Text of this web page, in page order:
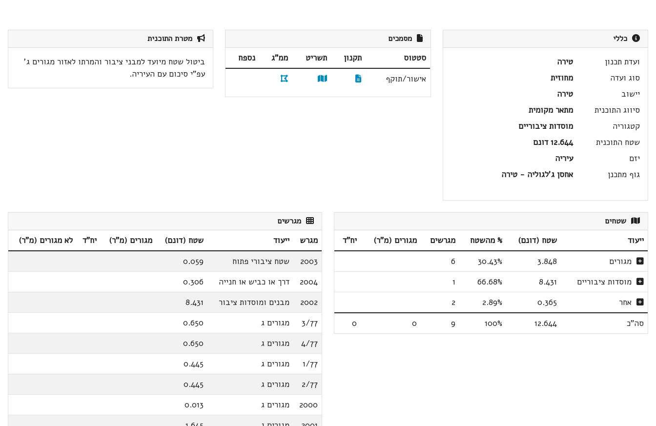
כללי
ועדת תכנון
טירה
סוג ועדה
מחוזית
יישוב
טירה
סיווג התוכנית
מתאר מקומית
קטגוריה
מוסדות ציבוריים
שטח התוכנית
12.644 דונם
יזם
עיריה
גוף מתכנן
אחסן ג'לגוליה - טירה
מסמכים
סטטוס תקנון תשריט ממ"ג
נספח
אישור/תוקף
מטרת התוכנית
ביטול שטח מיועד למבני ציבור והמרתו לאזור מגורים ג'
עפ"י סיכום עם העיריה.
שטחים
ייעוד שטח (דונם) % מהשטח מגרשים מגורים (מ"ר)
יח"ד
מגורים
3.848
30.43%
6
מוסדות ציבוריים
8.431
66.68%
1
אחר
0.365
2.89%
2
סה"כ
12.644
100%
9
0
0
מגרשים
מגרש ייעוד שטח (דונם) מגורים (מ"ר) יח"ד
לא מגורים (מ"ר)
2003
שטח ציבורי פתוח
0.059
2004
דרך או כביש או חנייה
0.306
2002
מבנים ומוסדות ציבור
8.431
3/77
מגורים ג
0.650
4/77
מגורים ג
0.650
1/77
מגורים ג
0.445
2/77
מגורים ג
0.445
2000
מגורים ג
0.013